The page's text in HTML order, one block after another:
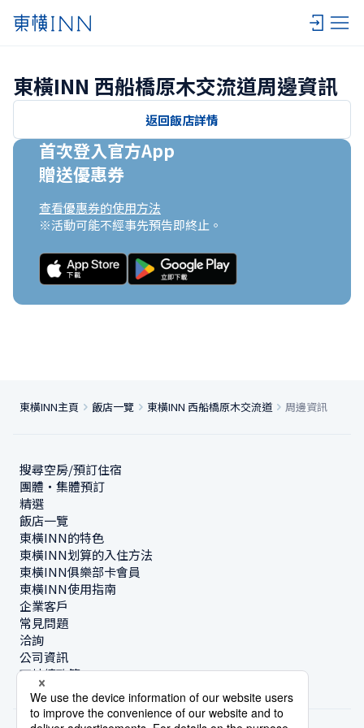
東橫INN 西船橋原木交流道周邊資訊
返回飯店詳情
首次登入官方App
贈送優惠券
查看優惠券的使用方法
※活動可能不經事先預告即終止。
東橫INN主頁 飯店一覽 東橫INN 西船橋原木交流道 周邊資訊
搜尋空房/預訂住宿
團體・集體預訂
精選
飯店一覽
東橫INN的特色
東橫INN划算的入住方法
東橫INN俱樂部卡會員
東橫INN使用指南
企業客戶
常見問題
洽詢
公司資訊
可持續政策